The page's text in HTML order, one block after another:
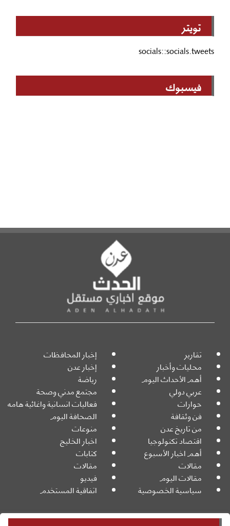
تويتر
socials::socials.tweets
فيسبوك
تقارير إخبار المحافظات
محليات وأخبار إخبار عدن
أهم الأحداث اليوم رياضة
عربي دولي مجتمع مدني وصحة
حوارات فعاليات انسانية واغاثية هامه
فن وثقافة الصحافة اليوم
من تاريخ عدن منوعات
اقتصاد تكنولوجيا اخبار الخليج
أهم اخبار الأسبوع كتابات
مقالات مقالات
مقالات اليوم فيديو
سياسية الخصوصية اتفاقية المستخدم